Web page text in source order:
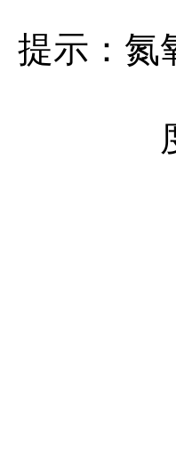
提示：氮